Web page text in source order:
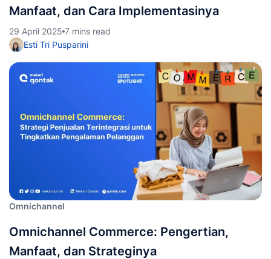
Manfaat, dan Cara Implementasinya
29 April 2025 7 mins read
Esti Tri Pusparini
Omnichannel
Omnichannel Commerce: Pengertian,
Manfaat, dan Strateginya